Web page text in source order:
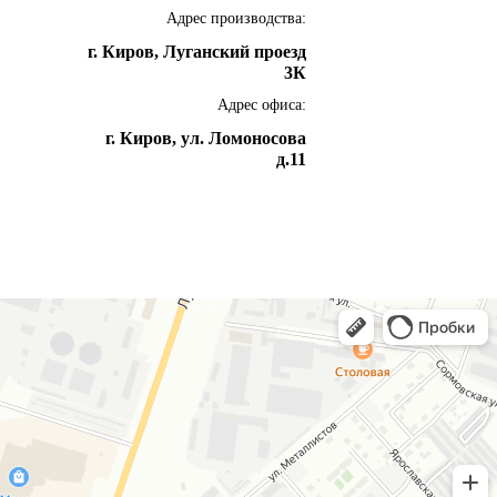
Адрес производства:
г. Киров, Луганский проезд
3К
Адрес офиса:
г. Киров, ул. Ломоносова
д.11